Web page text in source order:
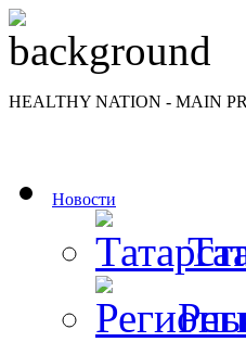
HEALTHY NATION - MAIN
Новости